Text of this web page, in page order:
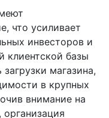
что усиливает
инвесторов и
клиентской базы
магазина,
в крупных
внимание на